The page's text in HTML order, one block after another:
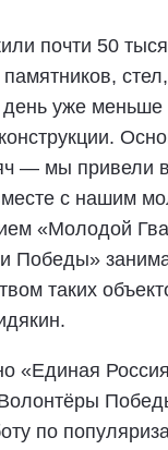
почти 50
уже меньше
— мы привели
с нашим
«Молодой
Победы»
таких
«Единая
по